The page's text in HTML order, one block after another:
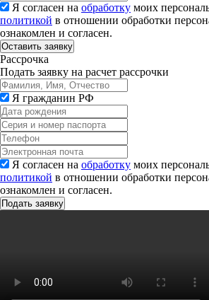
Я согласен на обработку моих
политикой в отношении обработки
ознакомлен и согласен.
Рассрочка
Подать заявку на расчет рассрочки
Я гражданин РФ
Я согласен на обработку моих
политикой в отношении обработки
ознакомлен и согласен.